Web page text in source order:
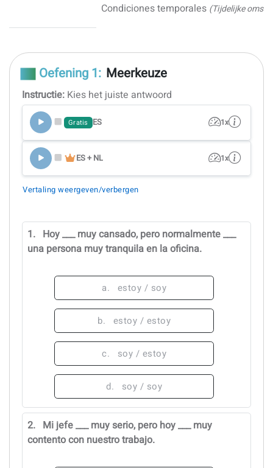
Condiciones temporales (Tijdelijke
Oefening 1: Meerkeuze
Instructie: Kies het juiste antwoord
Gratis ES 1x
ES + NL 1x
Vertaling weergeven/verbergen
1. Hoy ___ muy cansado, pero normalmente ___
una persona muy tranquila en la oficina.
a. estoy / soy
b. estoy / estoy
c. soy / estoy
d. soy / soy
2. Mi jefe ___ muy serio, pero hoy ___ muy
contento con nuestro trabajo.